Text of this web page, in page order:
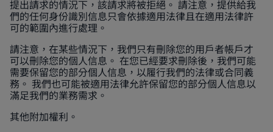
提出請求的情況下，該請求將被拒絕。 請注意，提供給我
們的任何身份識別信息只會依據適用法律且在適用法律許
可的範圍內進行處理。
請注意，在某些情況下，我們只有刪除您的用戶者帳戶才
可以刪除您的個人信息。 在您已經要求刪除後，我們可能
需要保留您的部分個人信息，以履行我們的法律或合同義
務。 我們也可能被適用法律允許保留您的部分個人信息以
滿足我們的業務需求。
其他附加權利。